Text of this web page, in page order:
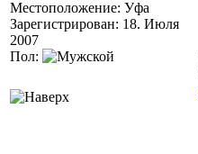
Местоположение: Уфа
Зарегистрирован: 18. Июля
2007
Пол: